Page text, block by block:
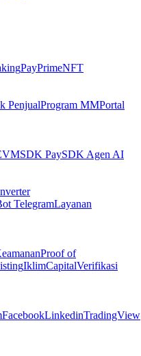
PayPrimeNFT
PenjualProgram MMPortal
SDK PaySDK Agen AI
TelegramLayanan
Proof of
IklimCapitalVerifikasi
FacebookLinkedinTradingView